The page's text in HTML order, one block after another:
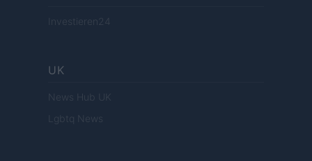
Investieren24
UK
News Hub UK
Lgbtq News